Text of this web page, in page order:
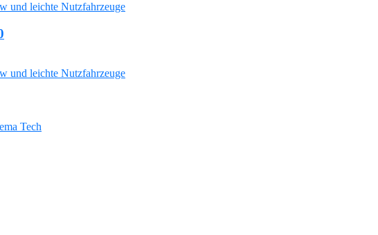
und leichte Nutzfahrzeuge
und leichte Nutzfahrzeuge
Tech